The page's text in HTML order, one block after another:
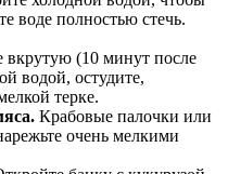
воде полностью стечь.
вкрутую (10 минут после
водой, остудите,
терке.
Крабовые палочки или
очень мелкими